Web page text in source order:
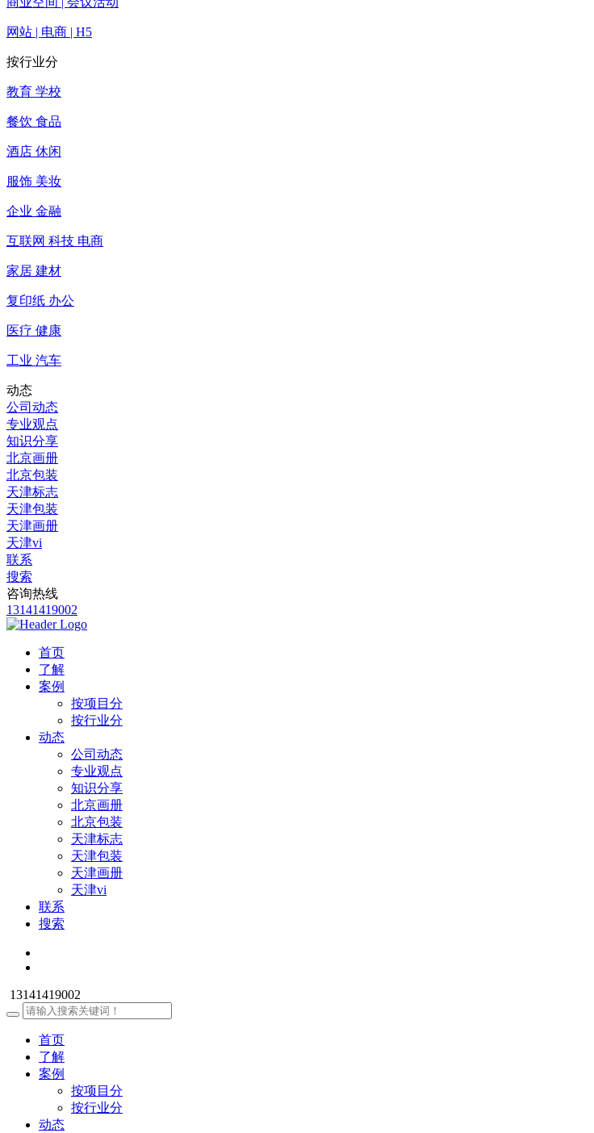
网站 | 电商 | H5
按行业分
教育 学校
餐饮 食品
酒店 休闲
服饰 美妆
企业 金融
互联网 科技 电商
家居 建材
复印纸 办公
医疗 健康
工业 汽车
动态
公司动态
专业观点
知识分享
北京画册
北京包装
天津标志
天津包装
天津画册
天津vi
联系
搜索
咨询热线
13141419002
首页
了解
案例
按项目分
按行业分
动态
公司动态
专业观点
知识分享
北京画册
北京包装
天津标志
天津包装
天津画册
天津vi
联系
搜索
13141419002
首页
了解
案例
按项目分
按行业分
动态